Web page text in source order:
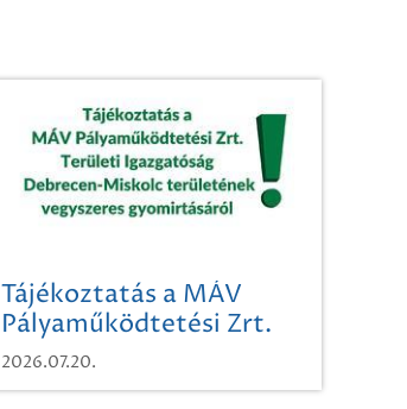
Tájékoztatás a MÁV
Pályaműködtetési Zrt.
Területi Igazgatóság
Debrecen-Miskolc
2026.07.20.